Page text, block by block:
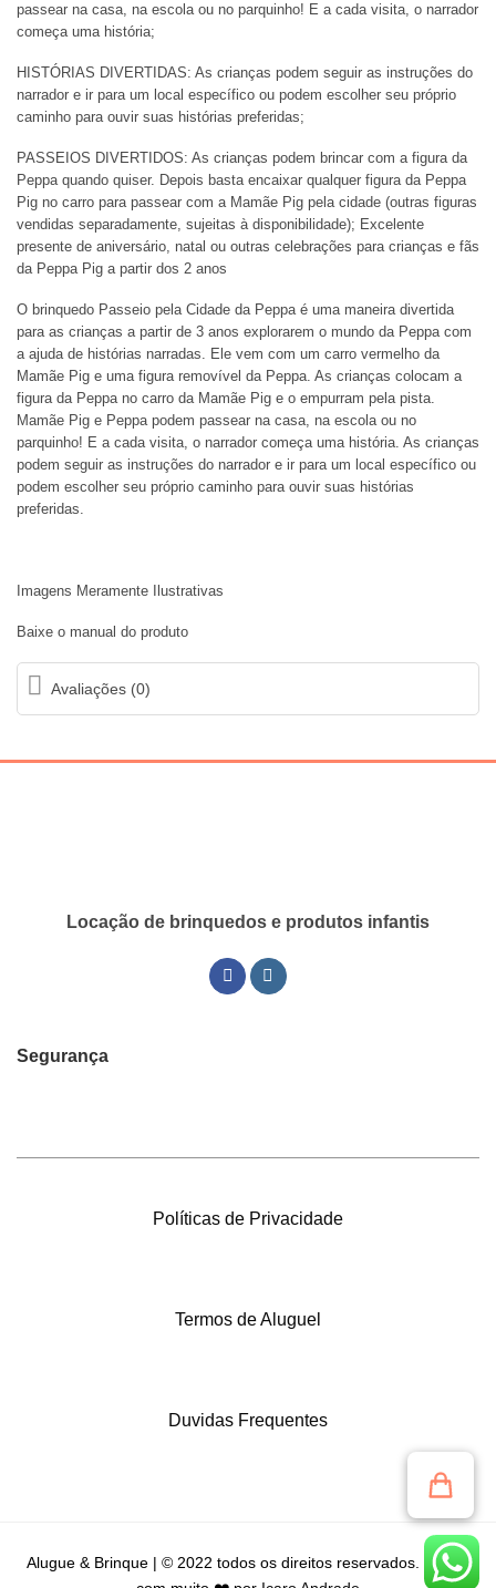
passear na casa, na escola ou no parquinho! E a cada visita, o narrador
começa uma história;
HISTÓRIAS DIVERTIDAS: As crianças podem seguir as instruções do
narrador e ir para um local específico ou podem escolher seu próprio
caminho para ouvir suas histórias preferidas;
PASSEIOS DIVERTIDOS: As crianças podem brincar com a figura da
Peppa quando quiser. Depois basta encaixar qualquer figura da Peppa
Pig no carro para passear com a Mamãe Pig pela cidade (outras figuras
vendidas separadamente, sujeitas à disponibilidade); Excelente
presente de aniversário, natal ou outras celebrações para crianças e fãs
da Peppa Pig a partir dos 2 anos
O brinquedo Passeio pela Cidade da Peppa é uma maneira divertida
para as crianças a partir de 3 anos explorarem o mundo da Peppa com
a ajuda de histórias narradas. Ele vem com um carro vermelho da
Mamãe Pig e uma figura removível da Peppa. As crianças colocam a
figura da Peppa no carro da Mamãe Pig e o empurram pela pista.
Mamãe Pig e Peppa podem passear na casa, na escola ou no
parquinho! E a cada visita, o narrador começa uma história. As crianças
podem seguir as instruções do narrador e ir para um local específico ou
podem escolher seu próprio caminho para ouvir suas histórias
preferidas.
Imagens Meramente Ilustrativas
Baixe o manual do produto
Avaliações (0)
Locação de brinquedos e produtos infantis
Segurança
Políticas de Privacidade
Termos de Aluguel
Duvidas Frequentes
Alugue & Brinque | © 2022 todos os direitos reservados. Criado